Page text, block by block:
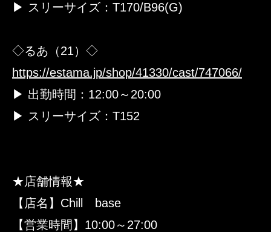
▶ スリーサイズ：T170/B96(G)
◇るあ（21）◇
https://estama.jp/shop/41330/cast/747066/
▶ 出勤時間：12:00～20:00
▶ スリーサイズ：T152
★店舗情報★
【店名】Chill base
【営業時間】10:00～27:00